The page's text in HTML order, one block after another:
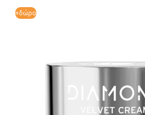
+δώρο